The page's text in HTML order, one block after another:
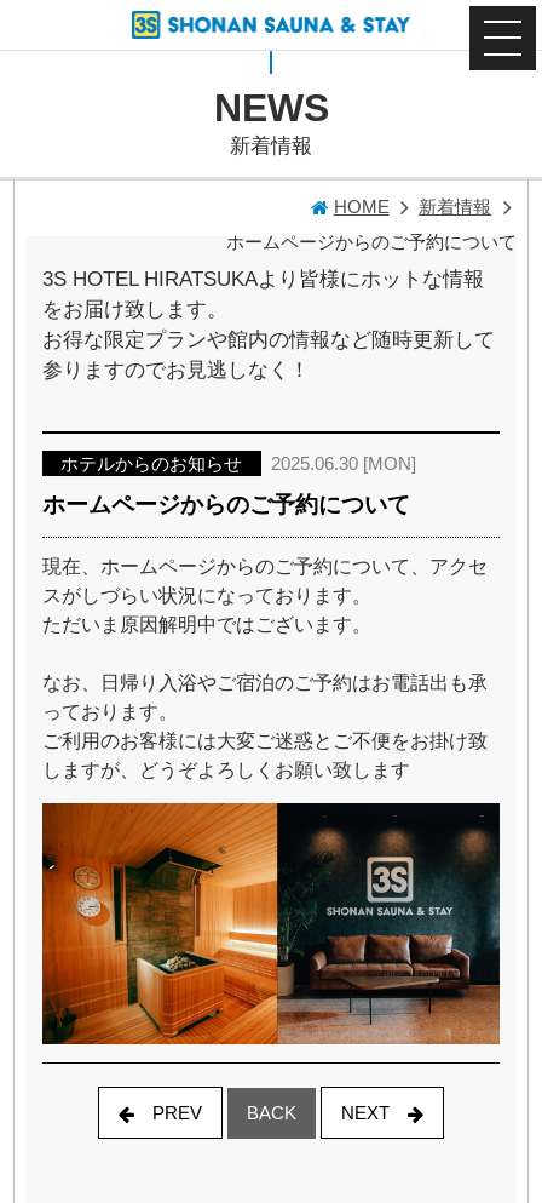
NEWS
新着情報
HOME
新着情報
ホームページからのご予約について
3S HOTEL HIRATSUKAより皆様にホットな情報
をお届け致します。
お得な限定プランや館内の情報など随時更新して
参りますのでお見逃しなく！
ホテルからのお知らせ 2025.06.30 [MON]
ホームページからのご予約について
現在、ホームページからのご予約について、アクセ
スがしづらい状況になっております。
ただいま原因解明中ではございます。
なお、日帰り入浴やご宿泊のご予約はお電話出も承
っております。
ご利用のお客様には大変ご迷惑とご不便をお掛け致
しますが、どうぞよろしくお願い致します
PREV BACK NEXT